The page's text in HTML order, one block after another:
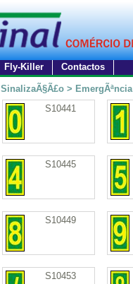
Fly-Killer
Contactos
SinalizaÃ§Ã£o >
S10441
S10445
S10449
S10453